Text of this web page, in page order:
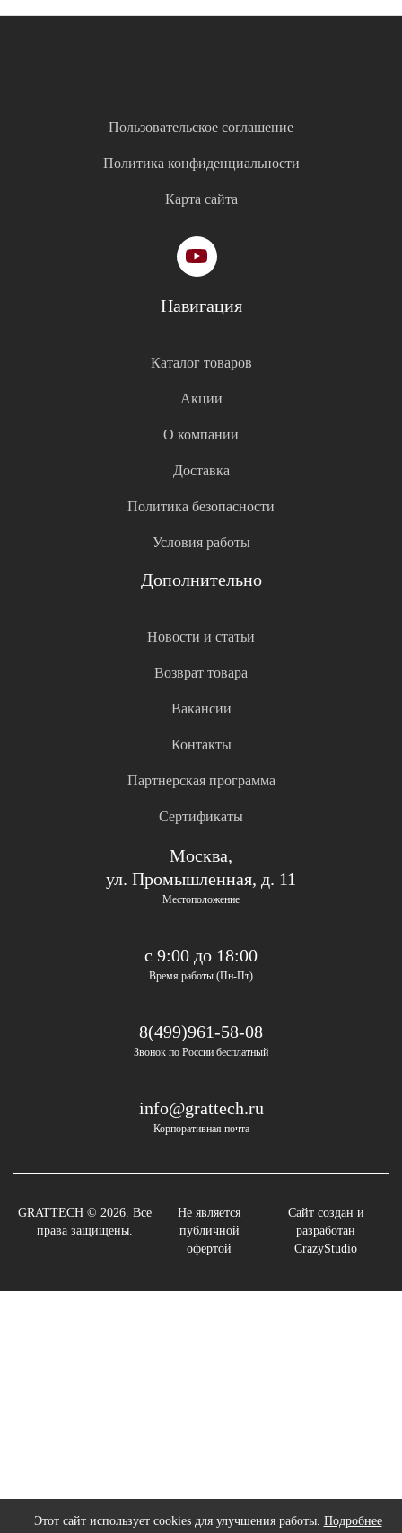
Пользовательское соглашение
Политика конфиденциальности
Карта сайта
Навигация
Каталог товаров
Акции
О компании
Доставка
Политика безопасности
Условия работы
Дополнительно
Новости и статьи
Возврат товара
Вакансии
Контакты
Партнерская программа
Сертификаты
Москва,
ул. Промышленная, д. 11
Местоположение
с 9:00 до 18:00
Время работы (Пн-Пт)
8(499)961-58-08
Звонок по России бесплатный
info@grattech.ru
Корпоративная почта
GRATTECH © 2026. Все
права защищены.
Не является
публичной
офертой
Сайт создан и
разработан
CrazyStudio
Этот сайт использует cookies для улучшения работы. Подробнее